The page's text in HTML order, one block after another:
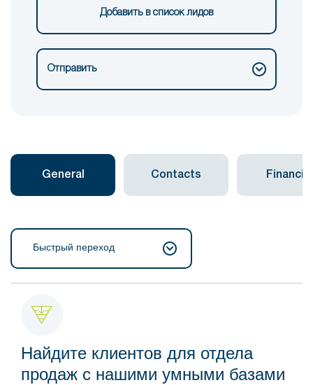
Добавить в список лидов
Отправить
General Contacts Financial
Быстрый переход
Найдите клиентов для отдела
продаж с нашими умными базами